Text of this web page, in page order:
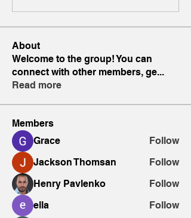
About
Welcome to the group! You can
connect with other members, ge...
Read more
Members
Grace
Follow
Jackson Thomsan
Follow
Henry Pavlenko
Follow
ella
Follow